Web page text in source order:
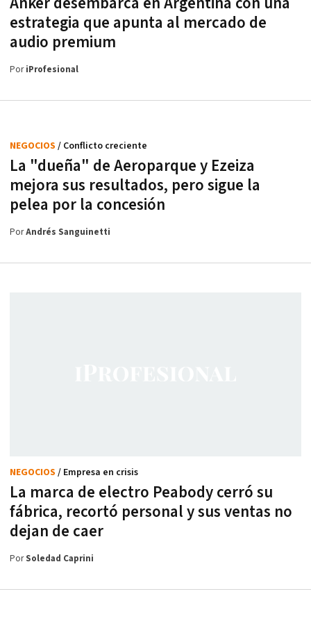
estrategia que apunta al mercado de
audio premium
PoriProfesional
La "dueña" de Aeroparque y Ezeiza
mejora sus resultados, pero sigue la
pelea por la concesión
NEGOCIOS / Conflicto creciente
PorAndrés Sanguinetti
La marca de electro Peabody cerró su
fábrica, recortó personal y sus ventas no
dejan de caer
NEGOCIOS / Empresa en crisis
PorSoledad Caprini